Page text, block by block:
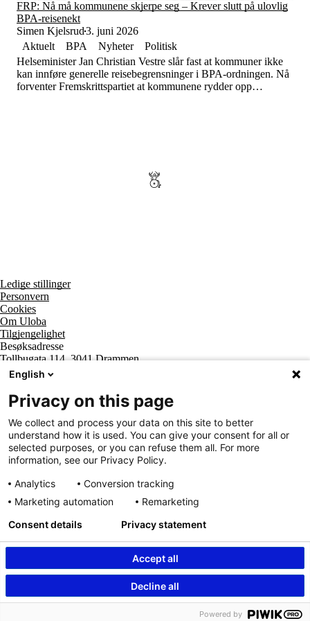
Tall og fakta
Om Uloba
Kontakt Uloba
Supportsenter
FRP: Nå må kommunene skjerpe seg – Krever slutt på ulovlig
BPA-reisenekt
Simen Kjelsrud3. juni 2026
Aktuelt
BPA Nyheter
Politisk
Helseminister Jan Christian Vestre slår fast at kommuner ikke
kan innføre generelle reisebegrensninger i BPA-ordningen. Nå
forventer Fremskrittspartiet at kommunene rydder opp
Ledige stillinger
Personvern
Cookies
Om Uloba
Tilgjengelighet
Besøksadresse
Tollbugata 114, 3041 Drammen
Postadresse
Postboks 2474 Strømsø, 3003 Drammen
Supportsenter tlf
800 20 202
Sentralbord tlf
32 20 59 10
Organisasjonsnummer
963 890 095
Innhold beskyttet av © Uloba – Independent Living Norge SA 2026
English
Privacy on this page
We collect and process your data on this site to better
understand how it is used. You can give your consent for all or
selected purposes, or you can refuse them all. For more
information, see our Privacy Policy.
Analytics
Conversion tracking
Marketing automation
Remarketing
Accept all
Decline all
Consent details Privacy statement
Powered by